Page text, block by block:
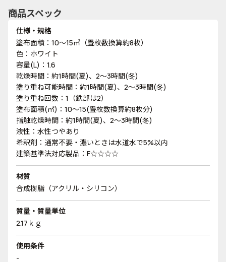
商品スペック
仕様・規格
塗布面積：10～15㎡（畳枚数換算約8枚）
色：ホワイト
容量(L)：1.6
乾燥時間：約1時間(夏)、2～3時間(冬)
塗り重ね可能時間：約1時間(夏)、2～3時間(冬)
塗り重ね回数：1（鉄部は2）
塗布面積(㎡)：10～15(畳枚数換算約8枚分)
指触乾燥時間：約1時間(夏)、2～3時間(冬)
液性：水性つやあり
希釈剤：通常不要・濃いときは水道水で5%以内
建築基準法対応製品：F☆☆☆☆
材質
合成樹脂（アクリル・シリコン）
質量・質量単位
2.17ｋｇ
使用条件
-